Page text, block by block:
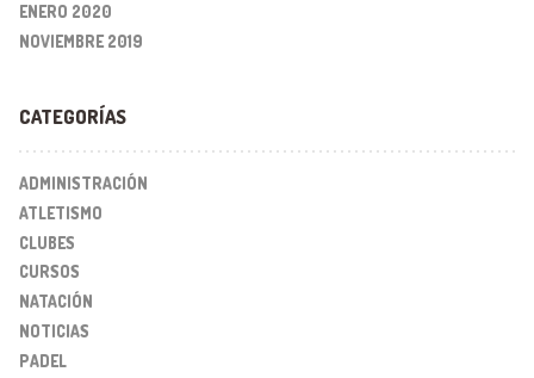
ENERO 2020
NOVIEMBRE 2019
CATEGORÍAS
ADMINISTRACIÓN
ATLETISMO
CLUBES
CURSOS
NATACIÓN
NOTICIAS
PADEL